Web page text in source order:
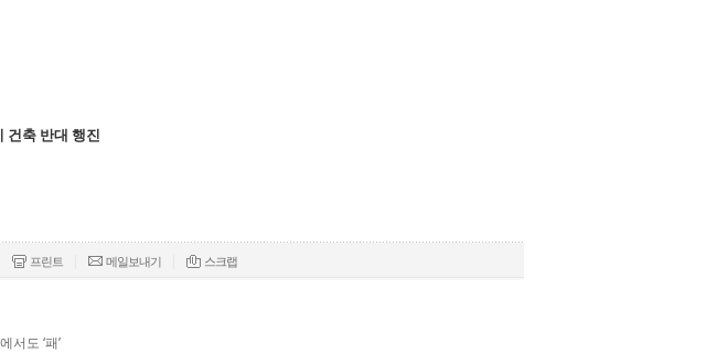
건축 반대 행진
프린트 메일보내기 스크랩
서도 ‘패’